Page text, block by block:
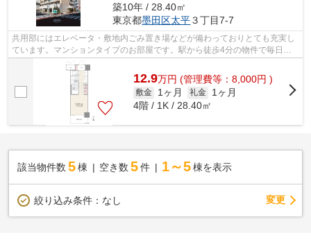
築10年 / 28.40㎡
東京都墨田区太平３丁目7-7
共用部にはエレベータ・敷地内ごみ置き場などが備わっておりとても充実し
ています。マンションタイプのお部屋です。駅から徒歩4分の物件で毎日の
12.9万円 (管理費等：8,000円 )
敷金 1ヶ月 礼金
1ヶ月
4階 / 1K / 28.40㎡
該当物件数 5棟 空き数 5 件 1～5 棟を表示
絞り込み条件： なし 変更